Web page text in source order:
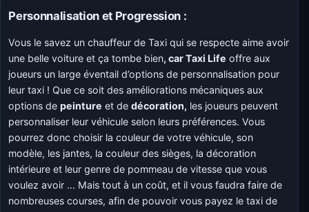
Personnalisation et Progression :
Vous le savez un chauffeur de Taxi qui se respecte aime avoir
une belle voiture et ça tombe bien, car Taxi Life offre aux
joueurs un large éventail d’options de personnalisation pour
leur taxi ! Que ce soit des améliorations mécaniques aux
options depeinture et dedécoration, les joueurs peuvent
personnaliser leur véhicule selon leurs préférences. Vous
pourrez donc choisir la couleur de votre véhicule, son
modèle, les jantes, la couleur des sièges, la décoration
intérieure et leur genre de pommeau de vitesse que vous
voulez avoir … Mais tout à un coût, et il vous faudra faire de
nombreuses courses, afin de pouvoir vous payez le taxi de